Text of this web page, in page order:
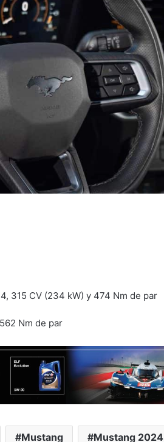
315 CV (234 kW) y 474 Nm de par
Nm de par
Mustang Mustang 2024